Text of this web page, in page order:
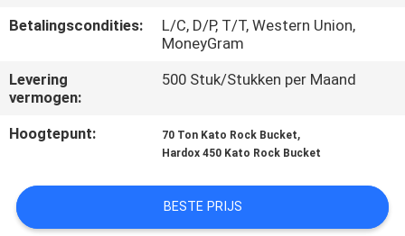
KWALITEITSCONTROLE
NIEUWS
VRAAG
OFFERTE
Betalingscondities:
L/C, D/P, T/T, Western Union,
MoneyGram
Levering
vermogen:
500 Stuk/Stukken per Maand
Hoogtepunt: 70 Ton Kato Rock Bucket,
Hardox 450 Kato Rock Bucket
BESTE PRIJS